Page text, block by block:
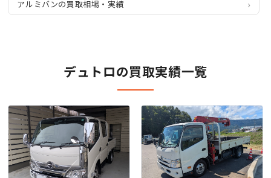
アルミバンの買取相場・実績
デュトロの買取実績一覧